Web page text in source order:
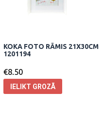
KOKA FOTO RĀMIS 21X30CM
1201194
€8.50
IELIKT GROZĀ